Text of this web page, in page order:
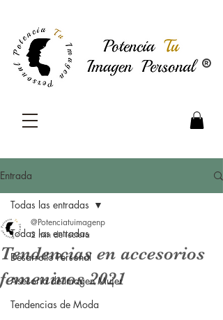
®
Entrada
Todas las entradas
Desarrollo Personal
Asesoría de Imagen Mujer
Tendencias de Moda
Todas las entradas
Tendencias en accesorios
femeninos 2021
@Potenciatuimagenp
2 min de lectura